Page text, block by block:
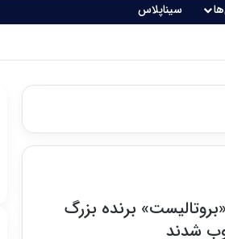
سیناپلاس
کنند؟
«بروتالیست» برنده بزرگ
شدند